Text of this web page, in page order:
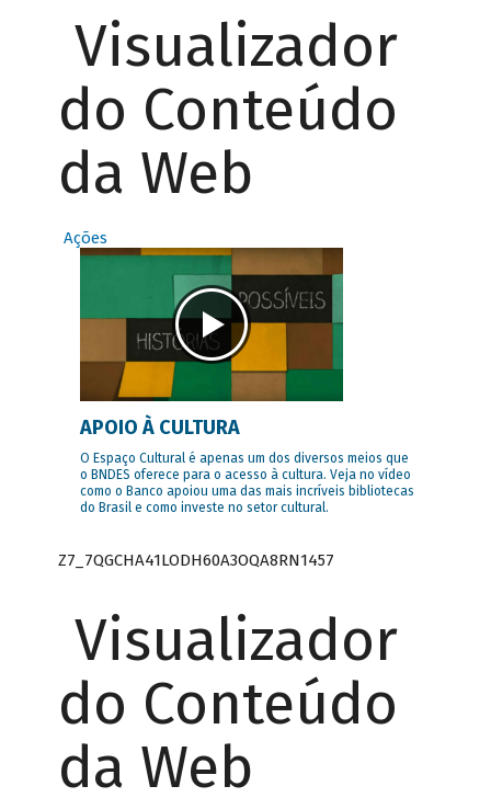
Visualizador
do Conteúdo
da Web
Ações
APOIO À CULTURA
O Espaço Cultural é apenas um dos diversos meios que
o BNDES oferece para o acesso à cultura. Veja no vídeo
como o Banco apoiou uma das mais incríveis bibliotecas
do Brasil e como investe no setor cultural.
Z7_7QGCHA41LODH60A3OQA8RN1457
Visualizador
do Conteúdo
da Web